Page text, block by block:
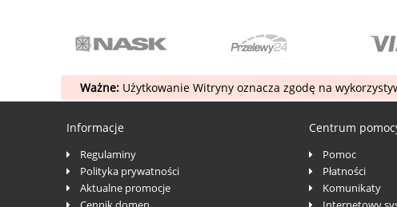
Ważne:Użytkowanie Witryny oznacza zgodę na
Informacje
Regulaminy
Polityka prywatności
Aktualne promocje
Centrum
Pomoc
Płatności
Komunikaty